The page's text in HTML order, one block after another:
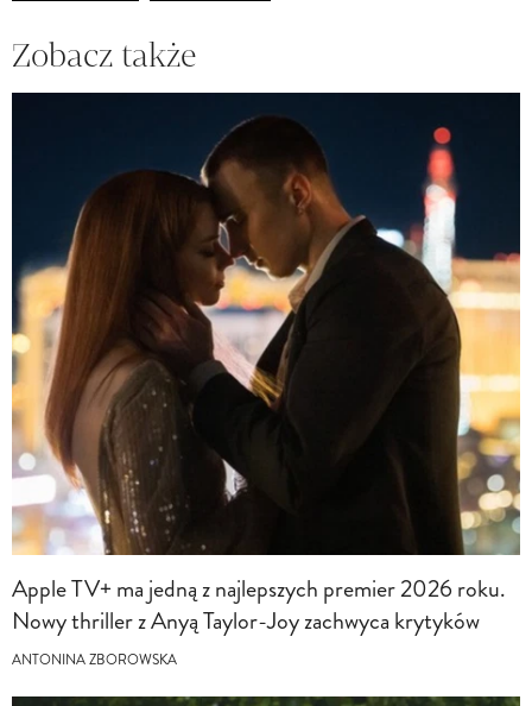
Zobacz także
Apple TV+ ma jedną z najlepszych premier 2026 roku.
Nowy thriller z Anyą Taylor-Joy zachwyca krytyków
ANTONINA ZBOROWSKA